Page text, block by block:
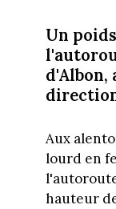
Un
d'Albon,
Aux
lourd en
hauteur